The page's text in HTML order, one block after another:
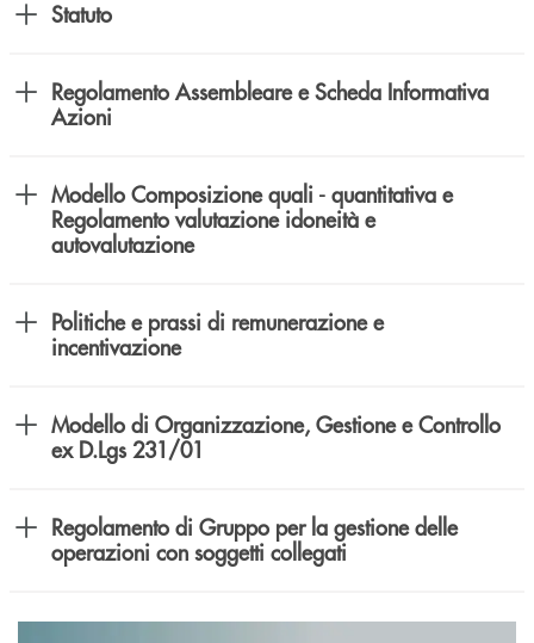
Statuto
Regolamento Assembleare e Scheda Informativa
Azioni
Modello Composizione quali - quantitativa e
Regolamento valutazione idoneità e
autovalutazione
Politiche e prassi di remunerazione e
incentivazione
Modello di Organizzazione, Gestione e Controllo
ex D.Lgs 231/01
Regolamento di Gruppo per la gestione delle
operazioni con soggetti collegati